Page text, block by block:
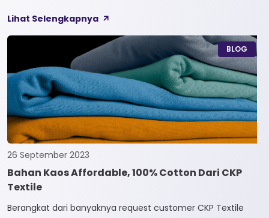
Bycel merupakan kain High-End karena bersifat Fungsional,
dapat digunakan sesuai kebutuhan customer. Selain itu,
kain Bycel juga diberi teknologi teranyar yakni pemberian
dua jenis […]
Lihat Selengkapnya
BLOG
26 September 2023
Bahan Kaos Affordable, 100% Cotton Dari CKP
Textile
Berangkat dari banyaknya request customer CKP Textile